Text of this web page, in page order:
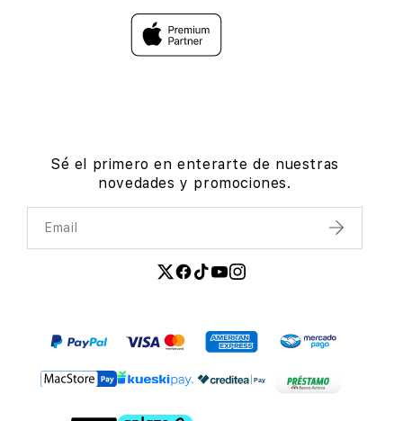
Sé el primero en enterarte de nuestras
novedades y promociones.
Email